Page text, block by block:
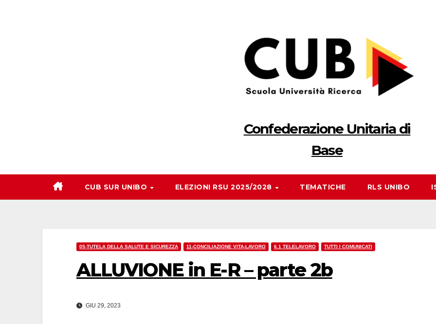
Confederazione Unitaria di
Base
CUB SUR UNIBO ELEZIONI RSU 2025/2028 TEMATICHE RLS UNIBO
05-TUTELA DELLA SALUTE E SICUREZZA 11-CONCILIAZIONE VITA-LAVORO 6.1 TELELAVORO TUTTI I COMUNICATI
ALLUVIONE in E-R – parte 2b
GIU 29, 2023